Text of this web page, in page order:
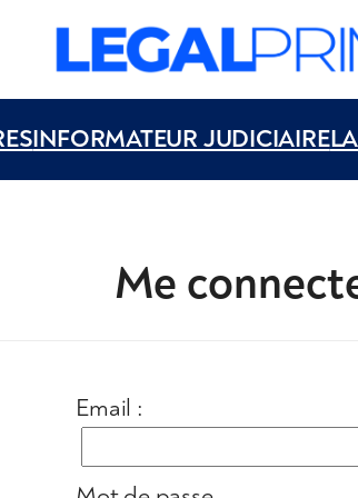
INFORMATEUR JUDICIAIRE
Me
Email :